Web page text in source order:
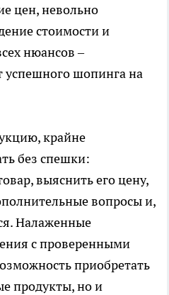
цен, невольно
стоимости и
нюансов –
успешного шопинга на
крайне
без спешки:
выяснить его цену,
вопросы и,
Налаженные
с проверенными
приобретать
продукты, но и